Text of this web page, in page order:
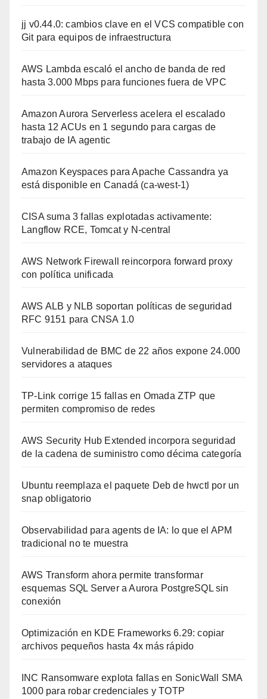
jj v0.44.0: cambios clave en el VCS compatible con
Git para equipos de infraestructura
AWS Lambda escaló el ancho de banda de red
hasta 3.000 Mbps para funciones fuera de VPC
Amazon Aurora Serverless acelera el escalado
hasta 12 ACUs en 1 segundo para cargas de
trabajo de IA agentic
Amazon Keyspaces para Apache Cassandra ya
está disponible en Canadá (ca-west-1)
CISA suma 3 fallas explotadas activamente:
Langflow RCE, Tomcat y N-central
AWS Network Firewall reincorpora forward proxy
con política unificada
AWS ALB y NLB soportan políticas de seguridad
RFC 9151 para CNSA 1.0
Vulnerabilidad de BMC de 22 años expone 24.000
servidores a ataques
TP-Link corrige 15 fallas en Omada ZTP que
permiten compromiso de redes
AWS Security Hub Extended incorpora seguridad
de la cadena de suministro como décima categoría
Ubuntu reemplaza el paquete Deb de hwctl por un
snap obligatorio
Observabilidad para agents de IA: lo que el APM
tradicional no te muestra
AWS Transform ahora permite transformar
esquemas SQL Server a Aurora PostgreSQL sin
conexión
Optimización en KDE Frameworks 6.29: copiar
archivos pequeños hasta 4x más rápido
INC Ransomware explota fallas en SonicWall SMA
1000 para robar credenciales y TOTP